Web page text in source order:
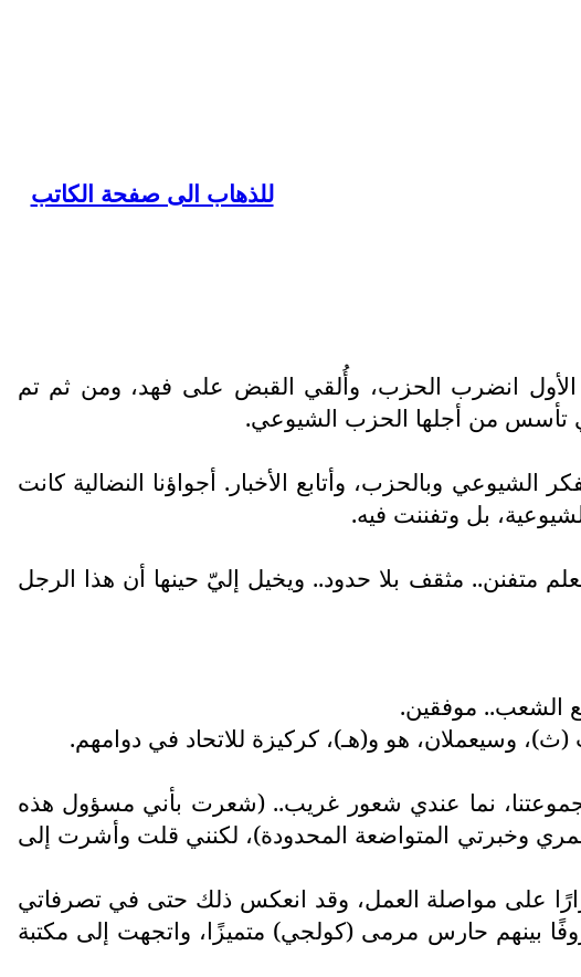
للذهاب الى صفحة الكاتب
الأول انضرب الحزب، وأُلقي القبض على فهد، ومن ثم تم
تأسس من أجلها الحزب الشيوعي.
وبالحزب، وأتابع الأخبار. أجواؤنا النضالية كانت
بل وتفننت فيه.
متفنن.. مثقف بلا حدود.. ويخيل إليّ حينها أن هذا الرجل
الشعب.. موفقين.
وسيعملان، هو و(هـ)، كركيزة للاتحاد في دوامهم.
مجموعتنا، نما عندي شعور غريب.. (شعرت بأني مسؤول هذه
وخبرتي المتواضعة المحدودة)، لكنني قلت وأشرت إلى
على مواصلة العمل، وقد انعكس ذلك حتى في تصرفاتي
بينهم حارس مرمى (كولجي) متميزًا، واتجهت إلى مكتبة